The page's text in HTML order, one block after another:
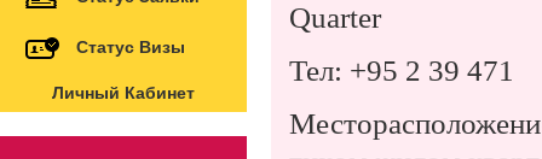
Статус Визы
Личный Кабинет
Quarter
Тел: +95 2 39 471